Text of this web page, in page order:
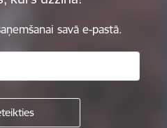
savā e-pastā.